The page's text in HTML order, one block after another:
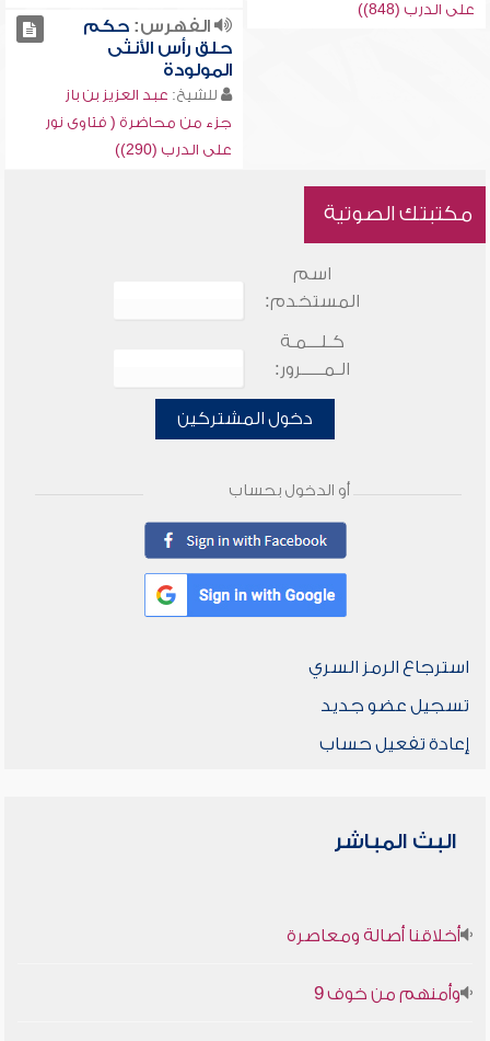
على الدرب (848))
الفهرس:حكم
حلق رأس الأنثى
المولودة
للشيخ: عبد العزيز بن باز
جزء من محاضرة ( فتاوى نور
على الدرب (290))
مكتبتك الصوتية
اسم
المستخدم:
كـلـــمـة
الـمـــــرور:
دخول المشتركين
أو الدخول بحساب
استرجاع الرمز السري
تسجيل عضو جديد
إعادة تفعيل حساب
البث المباشر
أخلاقنا أصالة ومعاصرة
وأمنهم من خوف 9